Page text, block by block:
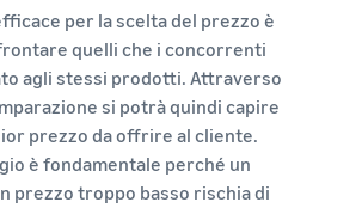
per la scelta del prezzo è
quelli che i concorrenti
agli stessi prodotti. Attraverso
si potrà quindi capire
prezzo da offrire al cliente.
è fondamentale perché un
prezzo troppo basso rischia di